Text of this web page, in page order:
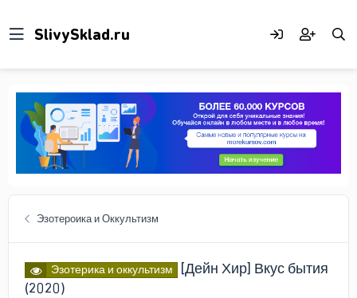
Эзотероика и Оккультизм
Эзотерика и оккультизм
[Дейн Хир] Вкус бытия
(2020)